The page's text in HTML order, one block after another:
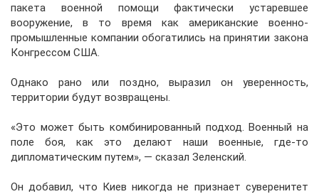
пакета военной помощи фактически устаревшее
вооружение, в то время как американские военно-
промышленные компании обогатились на принятии закона
Конгрессом США.
Однако рано или поздно, выразил он уверенность,
территории будут возвращены.
«Это может быть комбинированный подход. Военный на
поле боя, как это делают наши военные, где-то
дипломатическим путем», — сказал Зеленский.
Он добавил, что Киев никогда не признает суверенитет